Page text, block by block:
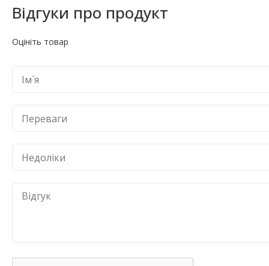
Відгуки про продукт
Оцініть товар